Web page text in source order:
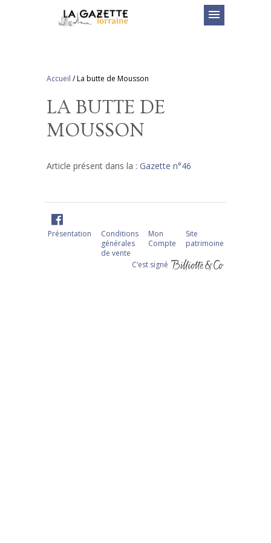
menu
Accueil /La butte de Mousson
LA BUTTE DE
MOUSSON
Article présent dans la : Gazette n°46
Présentation
Conditions
générales
de vente
Mon
Compte
Site
patrimoine
C‘est signé